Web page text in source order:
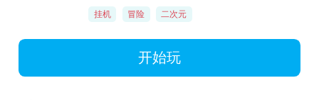
挂机
冒险 二次元
开始玩